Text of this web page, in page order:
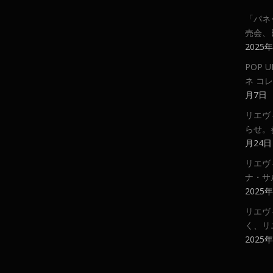
「パ
売会、
2025
POP
ネ コ
月7日
リエ
らせ
月24日
リエ
ナ・サ
2025
リエ
く、
2025